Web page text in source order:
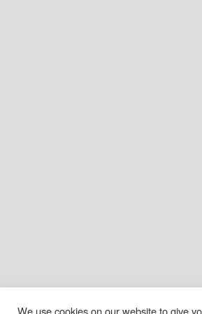
We use cookies on our website to give